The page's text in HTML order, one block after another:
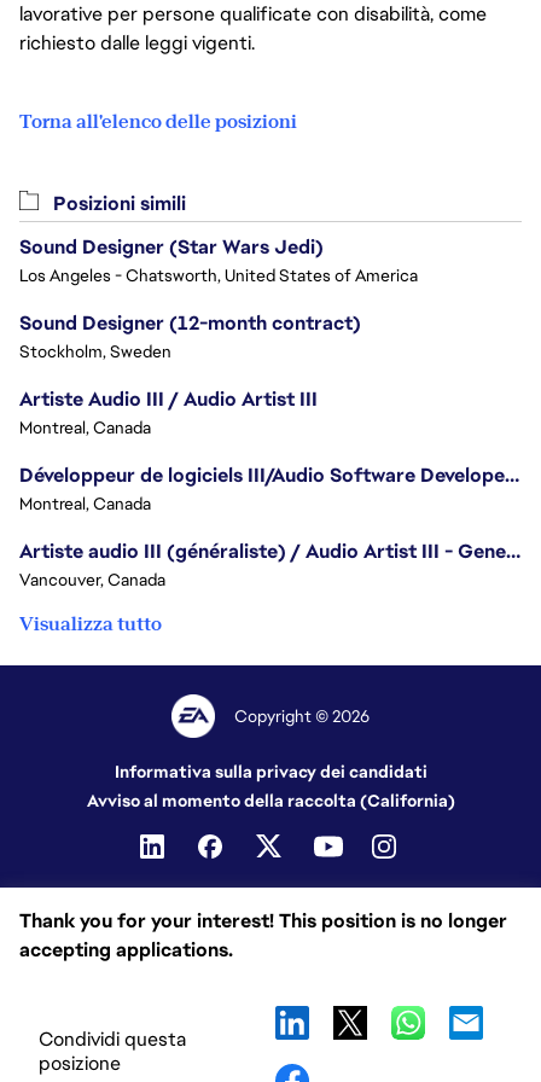
lavorative per persone qualificate con disabilità, come
richiesto dalle leggi vigenti.
Torna all'elenco delle posizioni
Thank you for your interest! This position is no longer
accepting applications.
Condividi questa
posizione
Posizioni simili
Sound Designer (Star Wars Jedi)
Los Angeles - Chatsworth, United States of America
Sound Designer (12-month contract)
Stockholm, Sweden
Artiste Audio III / Audio Artist III
Montreal, Canada
Développeur de logiciels III/Audio Software Developer III - Battlefield
Montreal, Canada
Artiste audio III (généraliste) / Audio Artist III - Generalist
Vancouver, Canada
Visualizza tutto
Copyright © 2026
Informativa sulla privacy dei candidati
Avviso al momento della raccolta (California)